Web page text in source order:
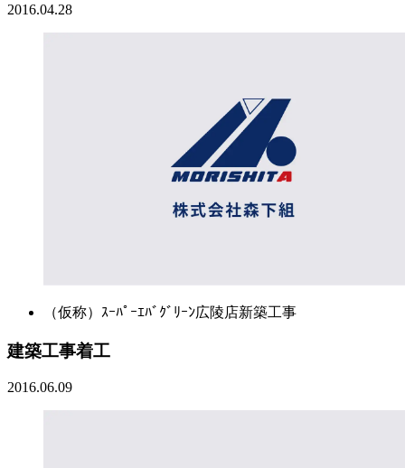
2016.04.28
（仮称）ｽｰﾊﾟｰｴﾊﾞｸﾞﾘｰﾝ広陵店新築工事
建築工事着工
2016.06.09